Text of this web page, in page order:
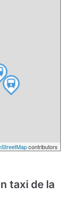
contributors
taxi de la